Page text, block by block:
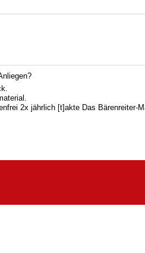
2x jährlich [t]akte Das Bärenreiter-